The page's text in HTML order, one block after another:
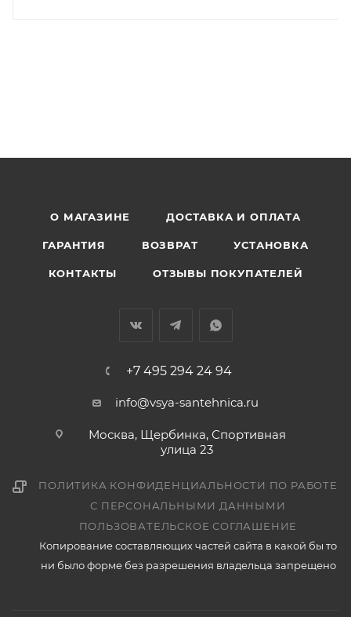
О МАГАЗИНЕ ДОСТАВКА И ОПЛАТА
ГАРАНТИЯ ВОЗВРАТ УСТАНОВКА
КОНТАКТЫ ОТЗЫВЫ ПОКУПАТЕЛЕЙ
+7 495 294 24 94
info@vsya-santehnica.ru
Москва, Щербинка, Спортивная
улица 23
ПОЛИТИКА КОНФИДЕНЦИАЛЬНОСТИ ПО РАБОТЕ
С ПЕРСОНАЛЬНЫМИ ДАННЫМИ
ПОЛЬЗОВАТЕЛЬСКОЕ СОГЛАШЕНИЕ
Копирование составляющих частей сайта в какой бы то
ни было форме без разрешения владельца запрещено